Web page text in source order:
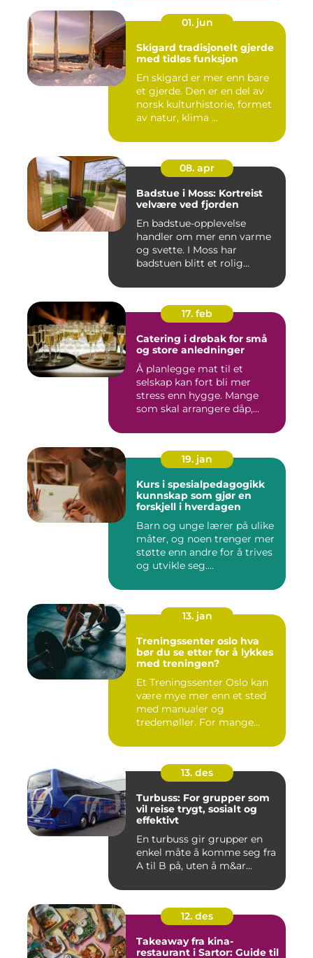
01. jun
Skigard tradisjonelt gjerde
med tidløs funksjon
En skigard er mer enn bare
et gjerde. Den er en del av
norsk kulturhistorie, formet
av natur, klima ...
08. apr
Badstue i Moss: Kortreist
velvære ved fjorden
En badstue-opplevelse
handler om mer enn varme
og svette. I Moss har
badstuen blitt et rolig
17. feb
Catering i drøbak for små
og store anledninger
Å planlegge mat til et
selskap kan fort bli mer
stress enn hygge. Mange
som skal arrangere dåp,
19. jan
Kurs i spesialpedagogikk
kunnskap som gjør en
forskjell i hverdagen
Barn og unge lærer på ulike
måter, og noen trenger mer
støtte enn andre for å trives
og utvikle seg....
13. jan
Treningssenter oslo hva
bør du se etter for å lykkes
med treningen?
Et Treningssenter Oslo kan
være mye mer enn et sted
med manualer og
tredemøller. For mange
13. des
Turbuss: For grupper som
vil reise trygt, sosialt og
effektivt
En turbuss gir grupper en
enkel måte å komme seg fra
A til B på, uten å m&ar...
12. des
Takeaway fra kina-
restaurant i Sartor: Guide til